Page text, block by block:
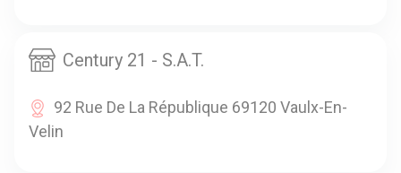
Century 21 - S.A.T.
92 Rue De La République 69120 Vaulx-En-
Velin